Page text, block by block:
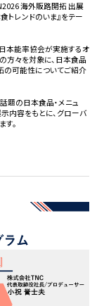
海外販路開拓 出展
トレンドのいま』をテー
本能率協会が実施するオ
方々を対象に、日本食品
の可能性についてご紹介
題の日本食品・メニュ
内容をもとに、グローバ
。